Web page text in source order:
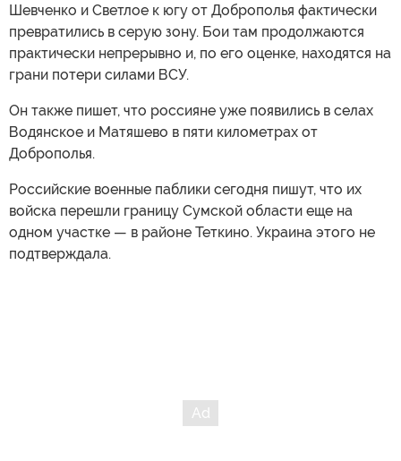
Шевченко и Светлое к югу от Доброполья фактически
превратились в серую зону. Бои там продолжаются
практически непрерывно и, по его оценке, находятся на
грани потери силами ВСУ.
Он также пишет, что россияне уже появились в селах
Водянское и Матяшево в пяти километрах от
Доброполья.
Российские военные паблики сегодня пишут, что их
войска перешли границу Сумской области еще на
одном участке — в районе Теткино. Украина этого не
подтверждала.